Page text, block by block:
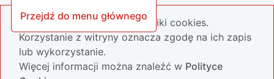
Przejdź do menu głównego
Nasza strona wykorzystuje pliki cookies.
Korzystanie z witryny oznacza zgodę na ich zapis
lub wykorzystanie.
Więcej informacji można znaleźć w Polityce